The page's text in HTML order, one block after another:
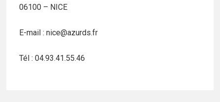
06100 – NICE
E-mail : nice@azurds.fr
Tél : 04.93.41.55.46